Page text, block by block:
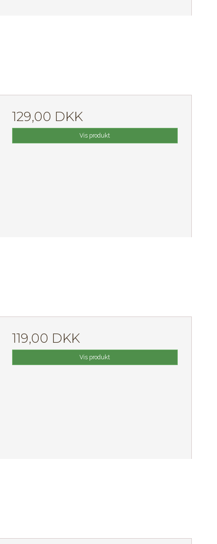
129,00 DKK
Vis produkt
119,00 DKK
Vis produkt